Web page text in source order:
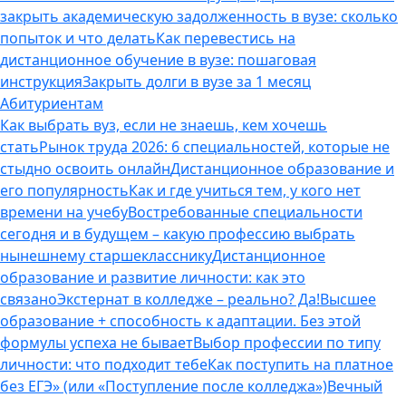
закрыть академическую задолженность в вузе: сколько
попыток и что делатьКак перевестись на
дистанционное обучение в вузе: пошаговая
инструкцияЗакрыть долги в вузе за 1 месяц
Абитуриентам
Как выбрать вуз, если не знаешь, кем хочешь
статьРынок труда 2026: 6 специальностей, которые не
стыдно освоить онлайнДистанционное образование и
его популярностьКак и где учиться тем, у кого нет
времени на учебуВостребованные специальности
сегодня и в будущем – какую профессию выбрать
нынешнему старшеклассникуДистанционное
образование и развитие личности: как это
связаноЭкстернат в колледже – реально? Да!Высшее
образование + способность к адаптации. Без этой
формулы успеха не бываетВыбор профессии по типу
личности: что подходит тебеКак поступить на платное
без ЕГЭ» (или «Поступление после колледжа»)Вечный